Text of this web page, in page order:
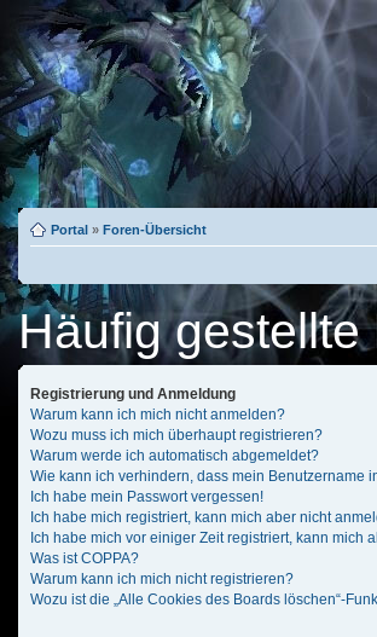
Portal » Foren-Übersicht
Häufig gestellte
Registrierung und Anmeldung
Warum kann ich mich nicht anmelden?
Wozu muss ich mich überhaupt registrieren?
Warum werde ich automatisch abgemeldet?
Wie kann ich verhindern, dass mein Benutzername
Ich habe mein Passwort vergessen!
Ich habe mich registriert, kann mich aber nicht
Ich habe mich vor einiger Zeit registriert, kann mich
Was ist COPPA?
Warum kann ich mich nicht registrieren?
Wozu ist die „Alle Cookies des Boards löschen“-